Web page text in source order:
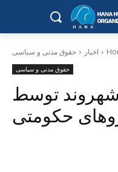
اخبار حقوق مدنی و سیاسی
حقوق مدنی و سیاسی
توسط
حکومتی